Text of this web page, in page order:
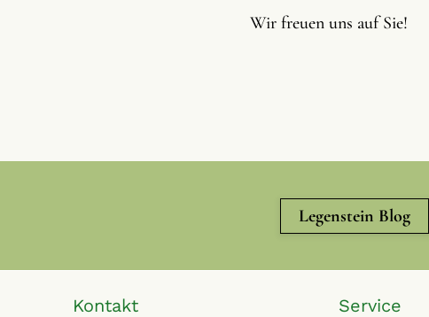
Wir freuen uns auf Sie!
Legenstein Blog
Kontakt
Service